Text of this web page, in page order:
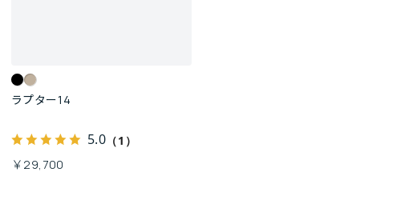
ラプター14
5.0 （1）
￥29,700